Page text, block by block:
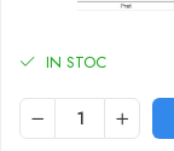
IN STOC